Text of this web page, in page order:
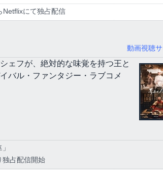
Netflixにて独占配信
動画視聴
ェフが、絶対的な味覚を持つ王と
バル・ファンタジー・ラブコメ
独占配信開始